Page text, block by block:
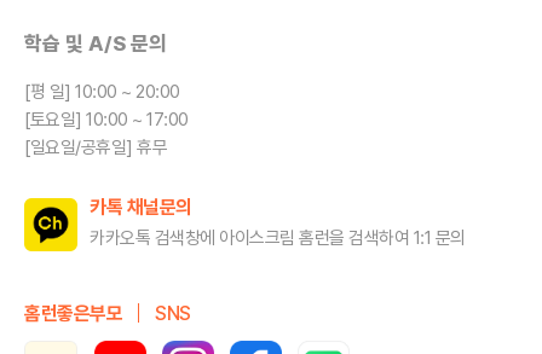
학습 및 A/S 문의
[평 일] 10:00 ~ 20:00
[토요일] 10:00 ~ 17:00
[일요일/공휴일] 휴무
카톡 채널문의
카카오톡 검색창에 아이스크림 홈런을 검색하여 1:1 문의
홈런좋은부모 SNS